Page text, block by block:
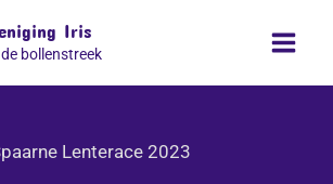
Iris
bollenstreek
Lenterace 2023